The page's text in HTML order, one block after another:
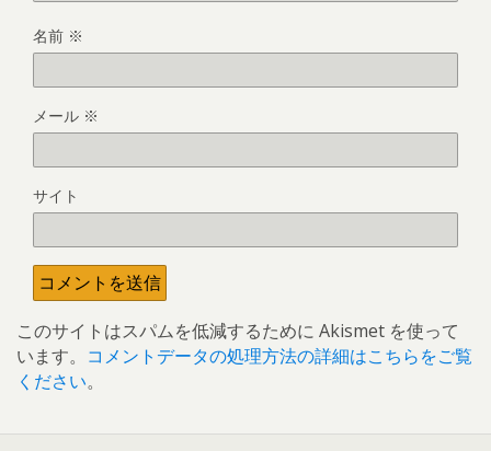
名前 ※
メール ※
サイト
このサイトはスパムを低減するために Akismet を使って
います。 コメントデータの処理方法の詳細はこちらをご覧
ください。